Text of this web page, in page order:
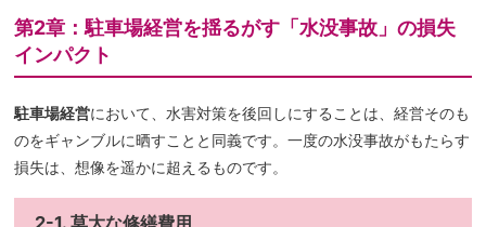
第2章：駐車場経営を揺るがす「水没事故」の損失
インパクト
駐車場経営において、水害対策を後回しにすることは、経営そのも
のをギャンブルに晒すことと同義です。一度の水没事故がもたらす
損失は、想像を遥かに超えるものです。
2-1. 莫大な修繕費用